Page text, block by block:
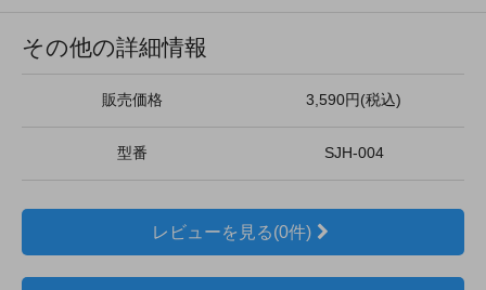
その他の詳細情報
販売価格 3,590円(税込)
型番 SJH-004
レビューを見る(0件)